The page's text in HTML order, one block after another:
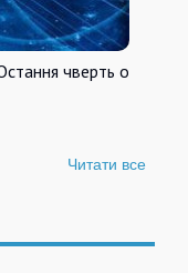
чверть о
Читати все